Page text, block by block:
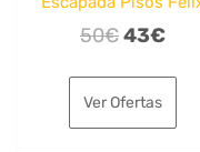
50€El
original
era:
43€El
es:
Ver Ofertas